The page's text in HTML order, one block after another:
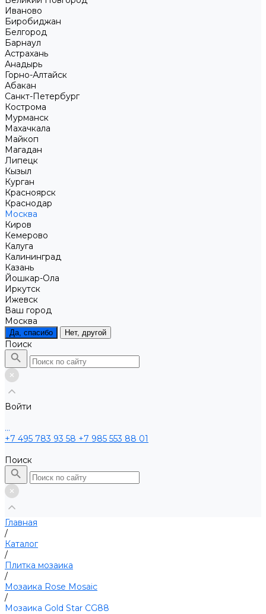
Иваново
Биробиджан
Белгород
Барнаул
Астрахань
Анадырь
Горно-Алтайск
Абакан
Санкт-Петербург
Кострома
Мурманск
Махачкала
Майкоп
Магадан
Липецк
Кызыл
Курган
Красноярск
Краснодар
Москва
Киров
Кемерово
Калуга
Калининград
Казань
Йошкар-Ола
Иркутск
Ижевск
Ваш город
Москва
Да, спасибо Нет, другой
Поиск
Войти
...
+7 495 783 93 58 +7 985 553 88 01
Поиск
Главная
/
Каталог
/
Плитка мозаика
/
Мозаика Rose Mosaic
/
Мозаика Gold Star CG88